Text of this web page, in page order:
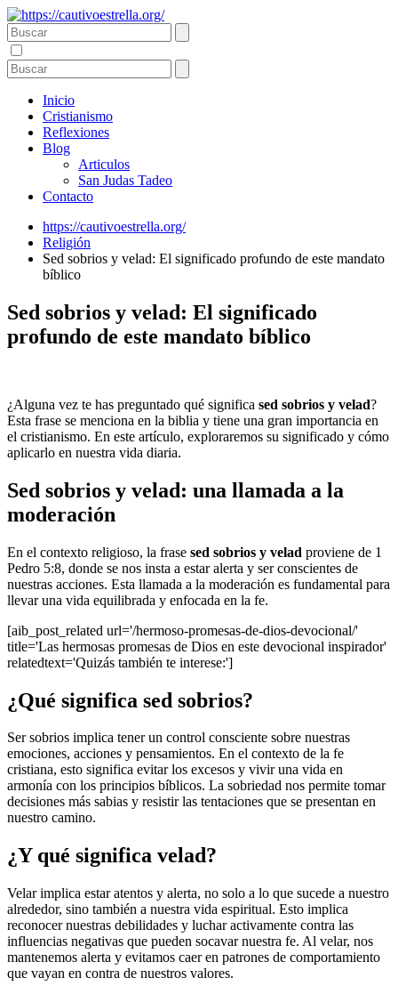
Inicio
Cristianismo
Reflexiones
Blog
Articulos
San Judas Tadeo
Contacto
https://cautivoestrella.org/
Religión
Sed sobrios y velad: El significado profundo de este mandato
bíblico
Sed sobrios y velad: El significado
profundo de este mandato bíblico
¿Alguna vez te has preguntado qué significa sed sobrios y velad?
Esta frase se menciona en la biblia y tiene una gran importancia en
el cristianismo. En este artículo, exploraremos su significado y cómo
aplicarlo en nuestra vida diaria.
Sed sobrios y velad: una llamada a la
moderación
En el contexto religioso, la frase sed sobrios y velad proviene de 1
Pedro 5:8, donde se nos insta a estar alerta y ser conscientes de
nuestras acciones. Esta llamada a la moderación es fundamental para
llevar una vida equilibrada y enfocada en la fe.
[aib_post_related url='/hermoso-promesas-de-dios-devocional/'
title='Las hermosas promesas de Dios en este devocional inspirador'
relatedtext='Quizás también te interese:']
¿Qué significa sed sobrios?
Ser sobrios implica tener un control consciente sobre nuestras
emociones, acciones y pensamientos. En el contexto de la fe
cristiana, esto significa evitar los excesos y vivir una vida en
armonía con los principios bíblicos. La sobriedad nos permite tomar
decisiones más sabias y resistir las tentaciones que se presentan en
nuestro camino.
¿Y qué significa velad?
Velar implica estar atentos y alerta, no solo a lo que sucede a nuestro
alrededor, sino también a nuestra vida espiritual. Esto implica
reconocer nuestras debilidades y luchar activamente contra las
influencias negativas que pueden socavar nuestra fe. Al velar, nos
mantenemos alerta y evitamos caer en patrones de comportamiento
que vayan en contra de nuestros valores.